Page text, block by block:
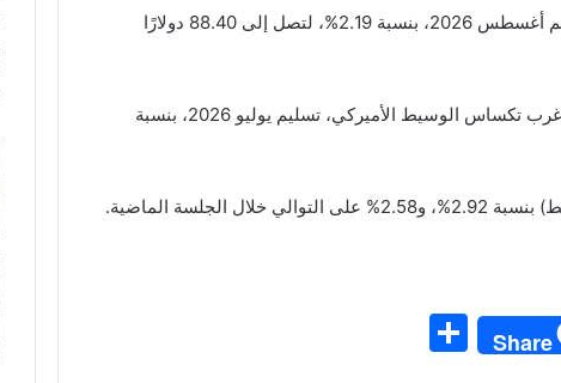
تراجعت أسعار العقود الآجلة لخام برنت القياسي، تسليم أغسطس 2026، بنسبة 2.19%، لتصل إلى 88.40 دولارًا
وفي الوقت نفسه، انخفضت أسعار العقود الآجلة لخام غرب تكساس الوسيط الأميركي، تسليم يوليو 2026، بنسبة
الماضية.
Share